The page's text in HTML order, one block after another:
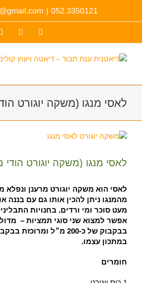
052.3350121
|
Facebook
לאסי מנגו (משקה יוגורט
צפה
מוגדלת
לאסי מנגו (משקה יוגורט הודי
לאסי הוא משקה יוגורט מרענן ונפלא
מהמנגו ניתן להכין אותו גם עם בננה
מעט סוכר ומי ורדים. בחנויות
אפשר למצוא שני סוגי תמציות –
בבקבוק של כ-200 מ״ל
במתכון עצמו.
חומרים